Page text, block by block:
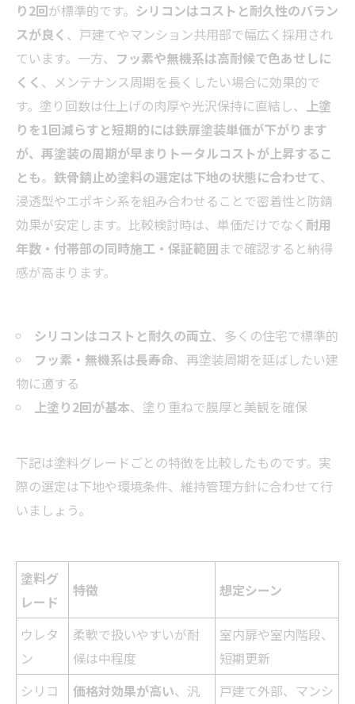
り2回が標準的です。 シリコンはコストと耐久性のバラン
スが良く 、戸建てやマンション共用部で幅広く採用され
ています。一方、 フッ素や無機系は高耐候で色あせしに
くく 、メンテナンス周期を長くしたい場合に効果的で
す。塗り回数は仕上げの肉厚や光沢保持に直結し、 上塗
りを1回減らすと短期的には鉄扉塗装単価が下がります
が、再塗装の周期が早まりトータルコストが上昇するこ
とも。 鉄骨錆止め塗料の選定は下地の状態に合わせて、
浸透型やエポキシ系を組み合わせることで密着性と防錆
効果が安定します。比較検討時は、単価だけでなく 耐用
年数・付帯部の同時施工・保証範囲まで確認すると納得
感が高まります。
シリコンはコストと耐久の両立、多くの住宅で標準的
フッ素・無機系は長寿命、再塗装周期を延ばしたい建
物に適する
上塗り2回が基本、塗り重ねで膜厚と美観を確保
下記は塗料グレードごとの特徴を比較したものです。実
際の選定は下地や環境条件、維持管理方針に合わせて行
いましょう。
塗料グ
レード
特徴 想定シーン
ウレタ
ン
柔軟で扱いやすいが耐
候は中程度
室内扉や室内階段、
短期更新
シリコ
価格対効果が高い、汎
戸建て外部、マンシ